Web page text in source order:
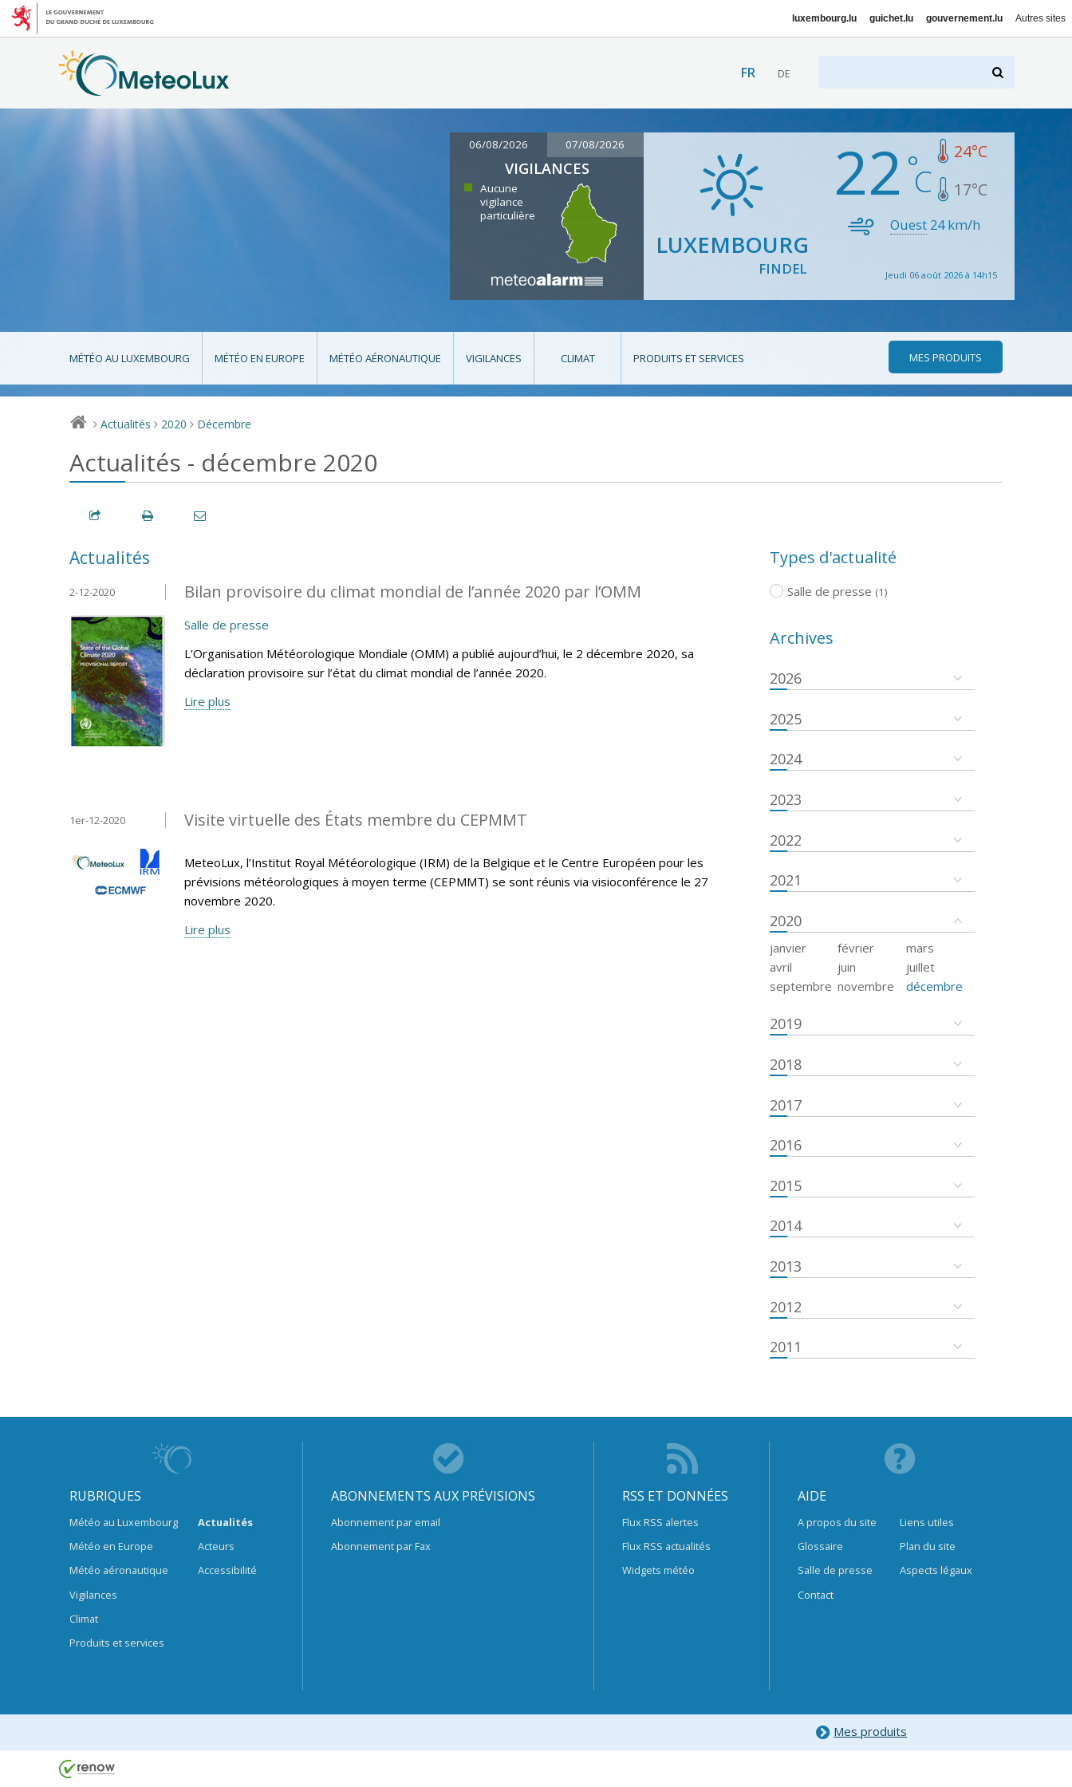
luxembourg.lu guichet.lu gouvernement.lu Autres sites
FR DE
06/08/2026 07/08/2026
VIGILANCES
Aucune
vigilance
particulière
LUXEMBOURG
FINDEL
22 24°C
17°C
Ouest 24km/h
Jeudi 06 août 2026 à 14h15
MÉTÉO AU LUXEMBOURG MÉTÉO EN EUROPE MÉTÉO AÉRONAUTIQUE VIGILANCES CLIMAT PRODUITS ET SERVICES MES PRODUITS
> Actualités > 2020 > Décembre
Actualités - décembre 2020
Actualités
Bilan provisoire du climat mondial de l’année 2020 par l’OMM
2-12-2020
Salle de presse
L’Organisation Météorologique Mondiale (OMM) a publié aujourd’hui, le 2 décembre 2020, sa
déclaration provisoire sur l’état du climat mondial de l’année 2020.
Lire plus
Visite virtuelle des États membre du CEPMMT
1er-12-2020
MeteoLux, l’Institut Royal Météorologique (IRM) de la Belgique et le Centre Européen pour les
prévisions météorologiques à moyen terme (CEPMMT) se sont réunis via visioconférence le 27
novembre 2020.
Lire plus
Types d'actualité
Salle de presse (1)
Archives
2026
2025
2024
2023
2022
2021
2020
janvier février
mars
avril
juin
juillet
septembre novembre décembre
2019
2018
2017
2016
2015
2014
2013
2012
2011
RUBRIQUES
Météo au Luxembourg
Météo en Europe
Météo aéronautique
Vigilances
Climat
Produits et services
Actualités
Acteurs
Accessibilité
ABONNEMENTS AUX PRÉVISIONS
Abonnement par email
Abonnement par Fax
RSS ET DONNÉES
Flux RSS alertes
Flux RSS actualités
Widgets météo
AIDE
A propos du site
Glossaire
Salle de presse
Contact
Liens utiles
Plan du site
Aspects légaux
Mes produits